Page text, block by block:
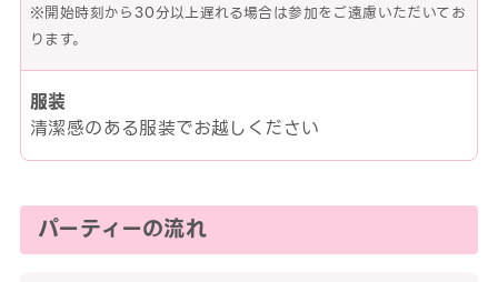
※開始時刻から30分以上遅れる場合は参加をご遠慮いただいてお
ります。
服装
清潔感のある服装でお越しください
パーティーの流れ